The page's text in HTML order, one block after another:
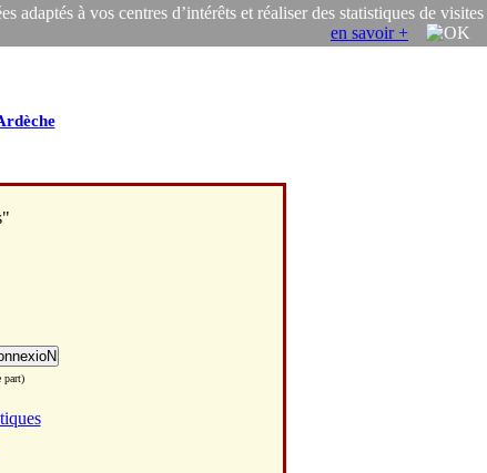
à vos centres d’intérêts et réaliser des statistiques de visites
en savoir +
part)